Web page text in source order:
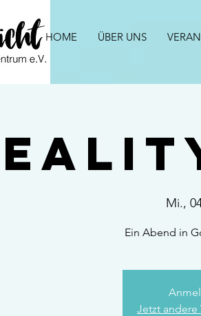
HOME ÜBER UNS
Mi.,
Ein Abend in
Jetzt andere